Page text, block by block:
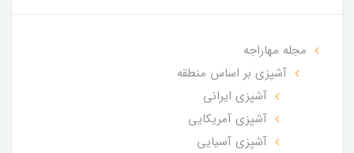
مجله مهاراجه
آشپزی بر اساس منطقه
آشپزی ایرانی
آشپزی آمریکایی
آشپزی آسیایی